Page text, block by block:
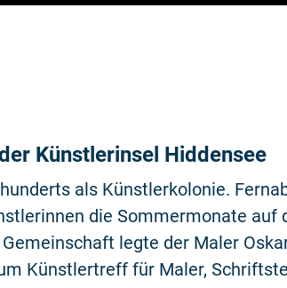
Künstlerinsel Hiddensee
als Künstlerkolonie.
die Sommermonate auf
legte der Maler
Künstlertreff für Maler,